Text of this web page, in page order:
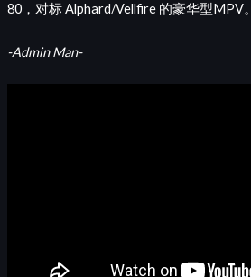
80，对标 Alphard/Vellfire 的豪华型MPV。
-Admin Man-